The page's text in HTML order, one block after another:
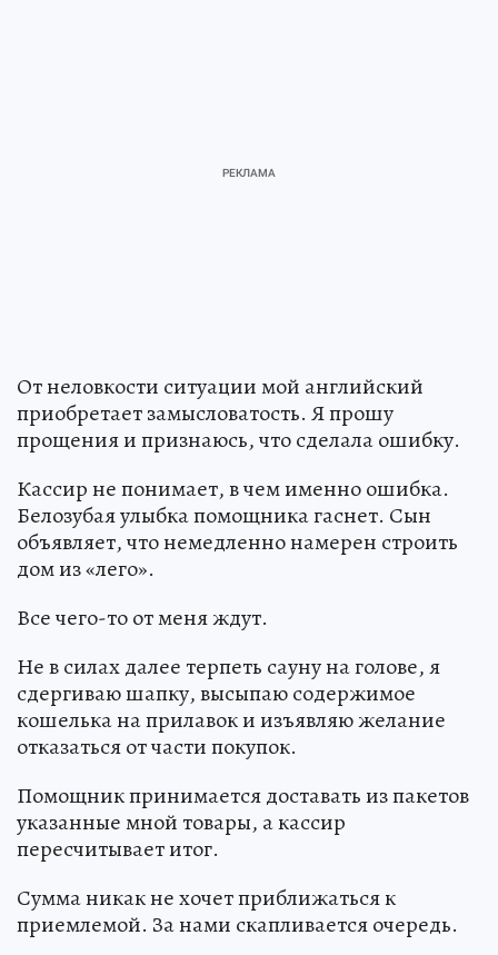
От неловкости ситуации мой английский
приобретает замысловатость. Я прошу
прощения и признаюсь, что сделала ошибку.
Кассир не понимает, в чем именно ошибка.
Белозубая улыбка помощника гаснет. Сын
объявляет, что немедленно намерен строить
дом из «лего».
Все чего-то от меня ждут.
Не в силах далее терпеть сауну на голове, я
сдергиваю шапку, высыпаю содержимое
кошелька на прилавок и изъявляю желание
отказаться от части покупок.
Помощник принимается доставать из пакетов
указанные мной товары, а кассир
пересчитывает итог.
Сумма никак не хочет приближаться к
приемлемой. За нами скапливается очередь.